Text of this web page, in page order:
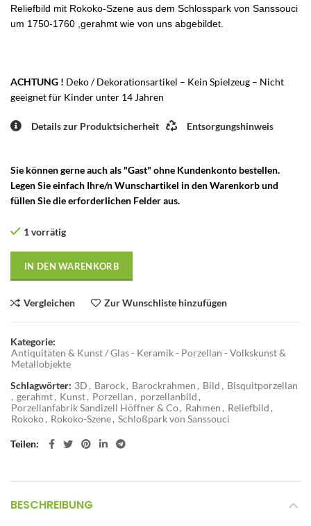
Reliefbild mit Rokoko-Szene aus dem Schlosspark von Sanssouci
um 1750-1760 ,gerahmt wie von uns abgebildet.
ACHTUNG ! Deko / Dekorationsartikel – Kein Spielzeug – Nicht
geeignet für Kinder unter 14 Jahren
Details zur Produktsicherheit Entsorgungshinweis
Sie können gerne auch als "Gast" ohne Kundenkonto bestellen.
Legen Sie einfach Ihre/n Wunschartikel in den Warenkorb und
füllen Sie die erforderlichen Felder aus.
1 vorrätig
IN DEN WARENKORB
Vergleichen Zur Wunschliste hinzufügen
Kategorie:
Antiquitäten & Kunst / Glas - Keramik - Porzellan - Volkskunst &
Metallobjekte
Schlagwörter: 3D , Barock, Barockrahmen , Bild , Bisquitporzellan
, gerahmt, Kunst, Porzellan , porzellanbild ,
Porzellanfabrik Sandizell Höffner & Co, Rahmen , Reliefbild ,
Rokoko, Rokoko-Szene, Schloßpark von Sanssouci
Teilen
BESCHREIBUNG